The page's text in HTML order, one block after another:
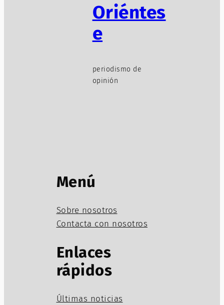
Oriéntes
e
periodismo de
opinión
Menú
Sobre nosotros
Contacta con nosotros
Enlaces
rápidos
Últimas noticias